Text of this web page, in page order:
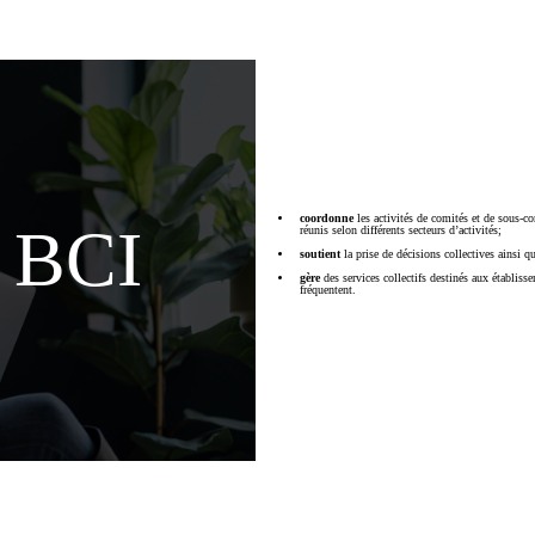
coordonneles activités de comités et de sous-
réunis selon différents secteurs d’activités;
soutient la prise de décisions collectives ainsi
gèredes services collectifs destinés aux
fréquentent.